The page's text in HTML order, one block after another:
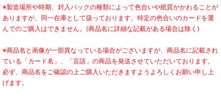
※製造場所や時期、封入パックの種類によって色合いや紙質がかわることが
ありますが、同一在庫として扱っております。特定の色合いのカードを選
んでのご購入はできません。(商品名に詳細な記載がある場合は除く)
※商品名と画像が一部異なっている場合がございますが、商品名に記載され
ている「カード名」、「言語」の商品を発送させていただいております。
必ず、商品名をご確認の上ご購入いただきますようよろしくお願い申し上
げます。